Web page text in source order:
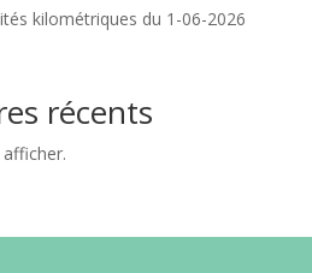
kilométriques du 1-06-2026
récents